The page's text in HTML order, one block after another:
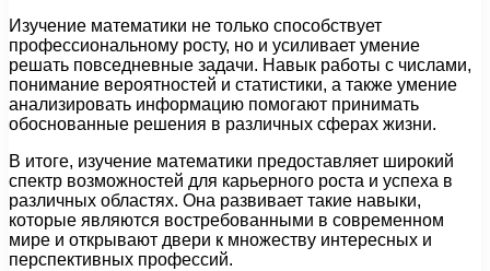
Изучение математики не только способствует
профессиональному росту, но и усиливает умение
решать повседневные задачи. Навык работы с числами,
понимание вероятностей и статистики, а также умение
анализировать информацию помогают принимать
обоснованные решения в различных сферах жизни.
В итоге, изучение математики предоставляет широкий
спектр возможностей для карьерного роста и успеха в
различных областях. Она развивает такие навыки,
которые являются востребованными в современном
мире и открывают двери к множеству интересных и
перспективных профессий.